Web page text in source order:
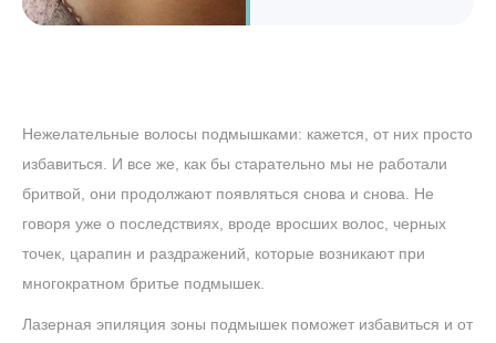
Нежелательные волосы подмышками: кажется, от них просто
избавиться. И все же, как бы старательно мы не работали
бритвой, они продолжают появляться снова и снова. Не
говоря уже о последствиях, вроде вросших волос, черных
точек, царапин и раздражений, которые возникают при
многократном бритье подмышек.
Лазерная эпиляция зоны подмышек поможет избавиться и от